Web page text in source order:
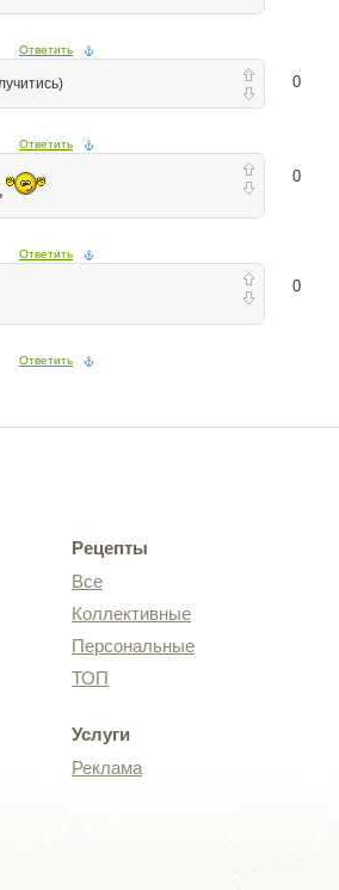
Ответить
0
Ответить
0
Ответить
0
Ответить
Рецепты
Все
Коллективные
Персональные
ТОП
Услуги
Реклама